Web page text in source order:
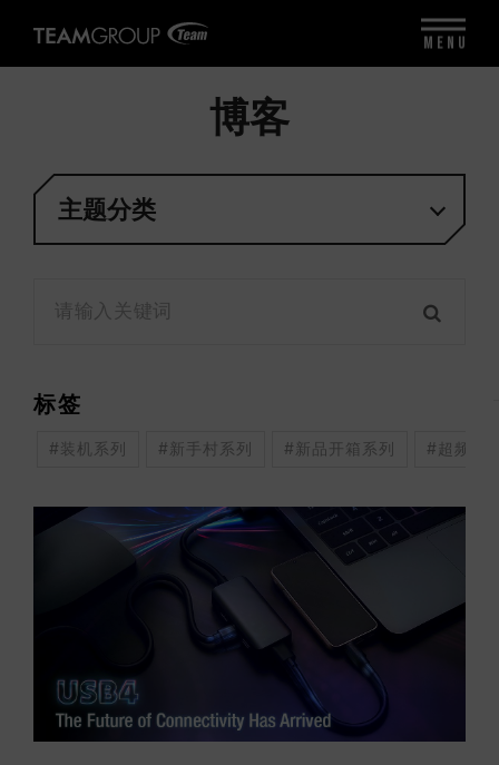
博客
主题分类
标签
#装机系列 #新手村系列 #新品开箱系列 #超频系
MENU